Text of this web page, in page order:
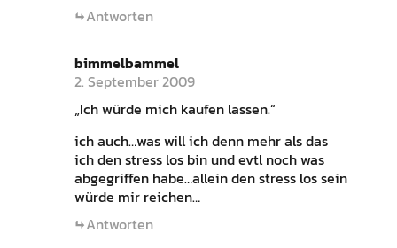
Antworten
bimmelbammel
2. September 2009
„Ich würde mich kaufen lassen.“
ich auch…was will ich denn mehr als das
ich den stress los bin und evtl noch was
abgegriffen habe…allein den stress los sein
würde mir reichen…
Antworten